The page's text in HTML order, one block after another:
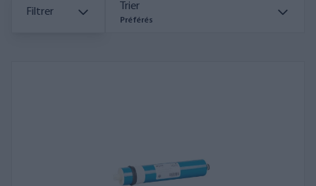
Filtrer Trier
Préférés